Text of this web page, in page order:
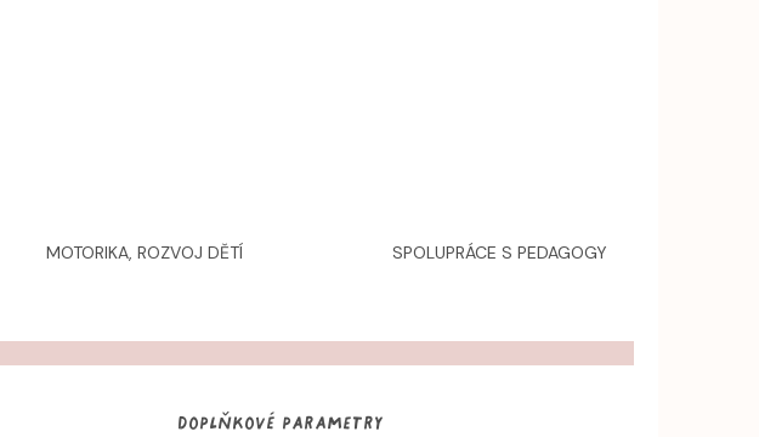
MOTORIKA, ROZVOJ DĚTÍ SPOLUPRÁCE S PEDAGOGY
Doplňkové parametry